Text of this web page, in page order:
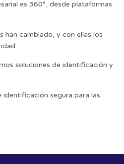
es 360°, desde plataformas
han cambiado, y con ellas los
soluciones de identificación y
identificación segura para las